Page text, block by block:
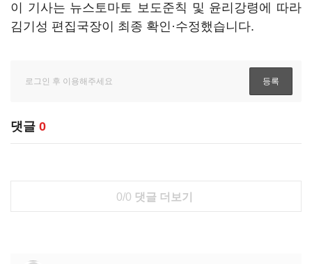
이 기사는 뉴스토마토 보도준칙 및 윤리강령에 따라
김기성 편집국장이 최종 확인·수정했습니다.
댓글 0
0/0 댓글 더보기